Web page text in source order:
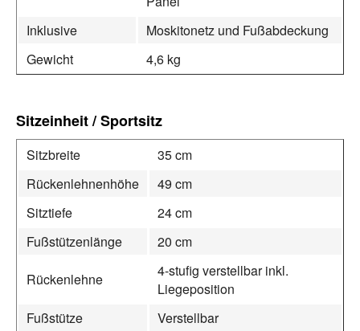
Inklusive
Moskitonetz und Fußabdeckung
Gewicht
4,6 kg
Sitzeinheit / Sportsitz
Sitzbreite
35 cm
Rückenlehnenhöhe
49 cm
Sitztiefe
24 cm
Fußstützenlänge
20 cm
Rückenlehne
4-stufig verstellbar inkl.
Liegeposition
Fußstütze
Verstellbar